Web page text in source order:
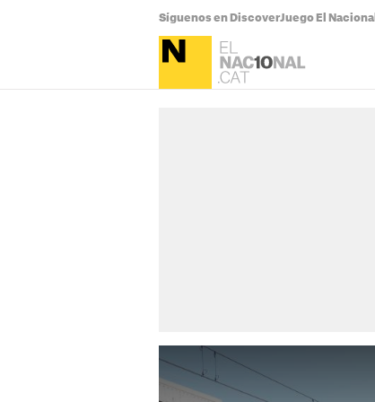
Síguenos en DiscoverJuego El Nacional